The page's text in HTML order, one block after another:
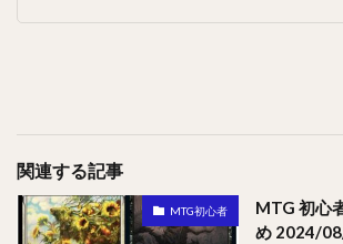
関連する記事
MTG初心者
MTG 初
め 2024/